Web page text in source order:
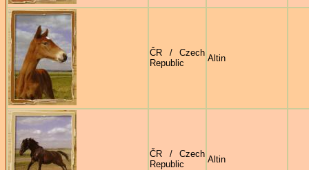
ČR / Czech
Republic
Altin
ČR / Czech
Republic
Altin